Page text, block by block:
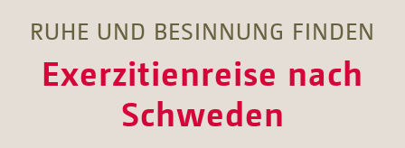
RUHE UND BESINNUNG FINDEN
Exerzitienreise nach
Schweden